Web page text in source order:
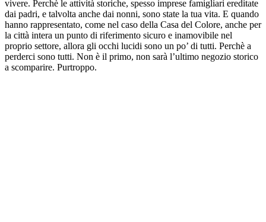
vivere. Perchè le attività storiche, spesso imprese famigliari ereditate
dai padri, e talvolta anche dai nonni, sono state la tua vita. E quando
hanno rappresentato, come nel caso della Casa del Colore, anche per
la città intera un punto di riferimento sicuro e inamovibile nel
proprio settore, allora gli occhi lucidi sono un po’ di tutti. Perchè a
perderci sono tutti. Non è il primo, non sarà l’ultimo negozio storico
a scomparire. Purtroppo.